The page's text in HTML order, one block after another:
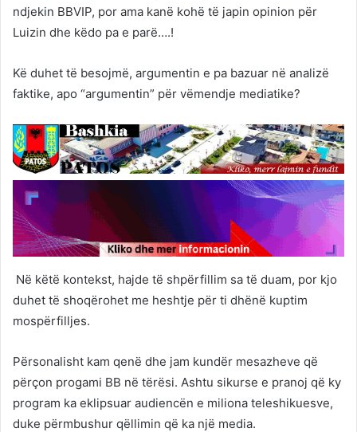
ndjekin BBVIP, por ama kanë kohë të japin opinion për
Luizin dhe këdo pa e parë….!
Kë duhet të besojmë, argumentin e pa bazuar në analizë
faktike, apo “argumentin” për vëmendje mediatike?
Në këtë kontekst, hajde të shpërfillim sa të duam, por kjo
duhet të shoqërohet me heshtje për ti dhënë kuptim
mospërfilljes.
Përsonalisht kam qenë dhe jam kundër mesazheve që
përçon progami BB në tërësi. Ashtu sikurse e pranoj që ky
program ka eklipsuar audiencën e miliona teleshikuesve,
duke përmbushur qëllimin që ka një media.